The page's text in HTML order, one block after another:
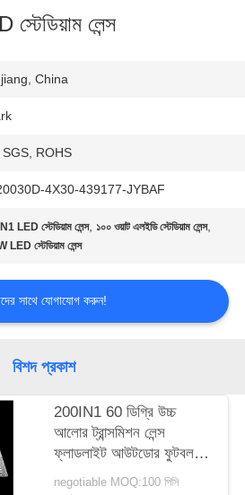
স্টেডিয়াম লেন্স
China
SGS, ROHS
4X30-439177-JYBAF
LED স্টেডিয়াম লেন্স, ১০০ ওয়াট এলইডি স্টেডিয়াম লেন্স,
LED স্টেডিয়াম লেন্স
সাথে যোগাযোগ করুন!
বিশদ প্রকাশ
200IN1 60 ডিগ্রি উচ্চ
আলোর ট্রান্সমিশন লেন্স
ফ্লাডলাইট আউটডোর ফুটবল
ক্ষেত্র 100W নেতৃত্বাধীন
negotiable MOQ:100 পিসি